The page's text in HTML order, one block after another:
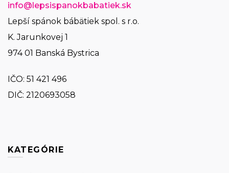
info@lepsispanokbabatiek.sk
Lepší spánok bábätiek spol. s r.o.
K. Jarunkovej 1
974 01 Banská Bystrica
IČO: 51 421 496
DIČ: 2120693058
KATEGÓRIE